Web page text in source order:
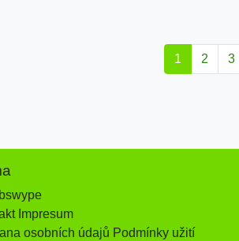
1 2 3
Impresum
osobních údajů Podmínky užití